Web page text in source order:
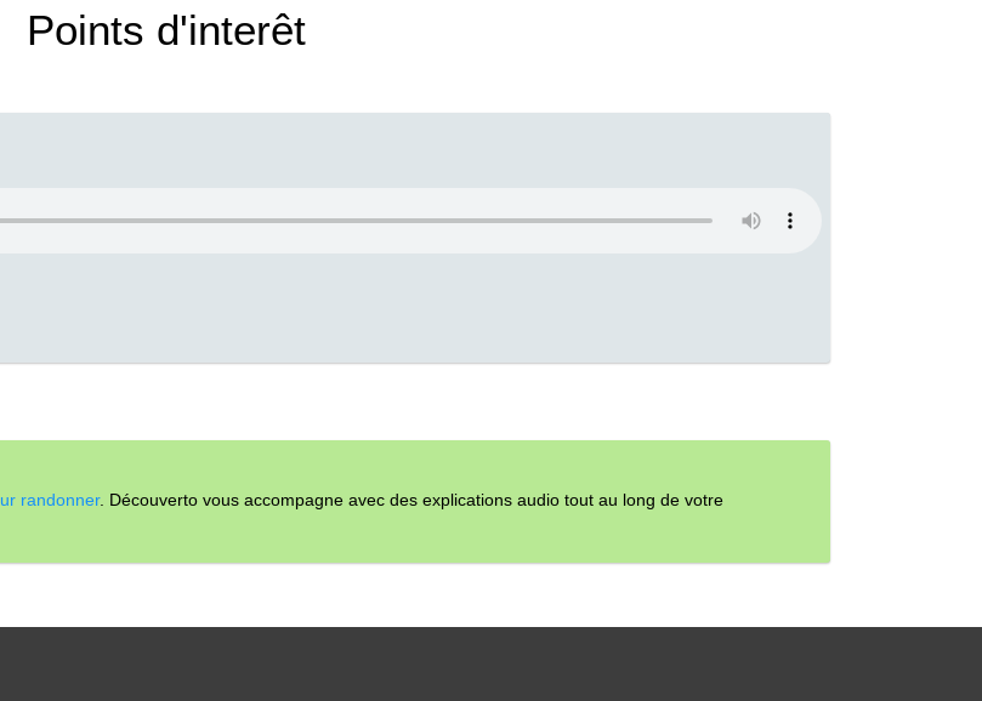
Points d'interêt
randonner. Découverto vous accompagne avec des explications audio tout au long de votre